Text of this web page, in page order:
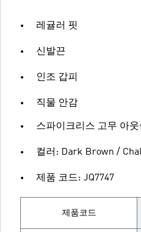
레귤러 핏
신발끈
인조 갑피
직물 안감
스파이크리스 고무 아웃
컬러: Dark Brown /
제품 코드: JQ7747
제품코드